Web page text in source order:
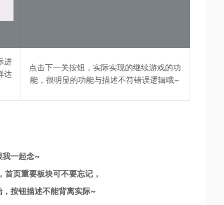
进
达
点击下一关按钮，实际实现的继续游戏的功
能，很明显的功能与描述不符错误逻辑哦~
我一起念~
页重要板块可不要忘记，
按钮描述不能背离实际~